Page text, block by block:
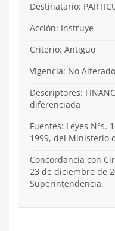
Destinatario:
Acción: Instruye
Criterio: Antiguo
Vigencia: No Alterado
Descriptores:
diferenciada
Fuentes: Leyes N°s.
1999, del Ministerio
Concordancia con
23 de diciembre de
Superintendencia.